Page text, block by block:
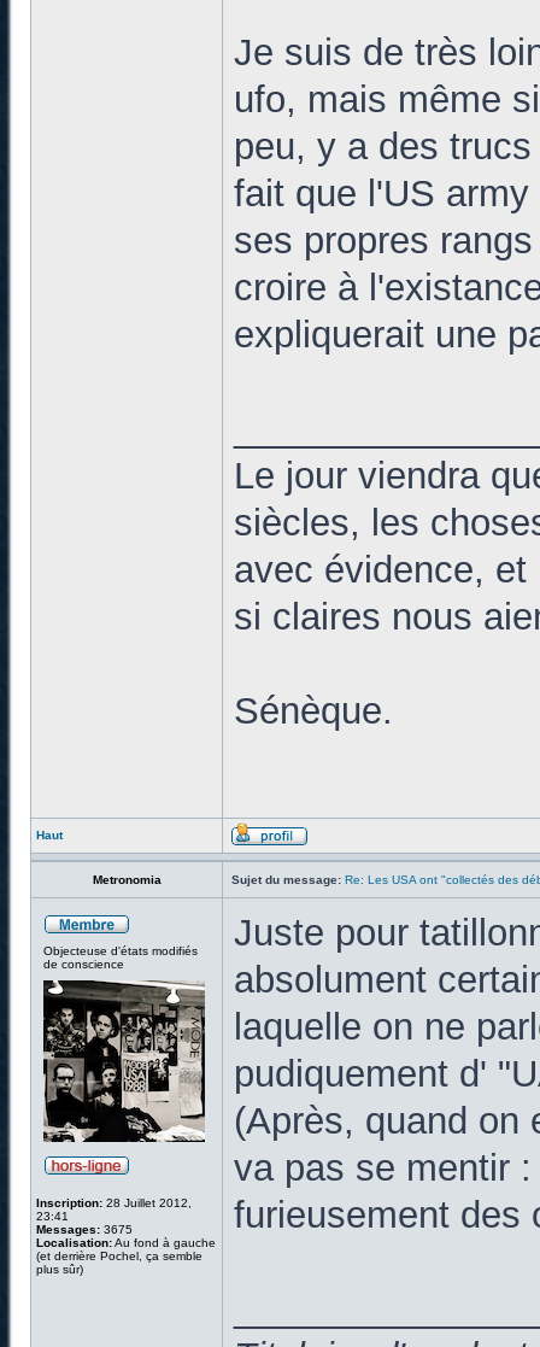
Je suis de très
ufo, mais même
peu, y a des
fait que l'US
ses propres
croire à
expliquerait une
Le jour viendra
siècles, les
avec évidence,
si claires nous
Sénèque.
Haut
Metronomia Sujet du message: Re: Les USA ont "collectés des
Objecteuse d'états modifiés
de conscience
Inscription: 28 Juillet 2012,
23:41
Messages: 3675
Localisation:Au fond à gauche
(et derrière Pochel, ça semble
plus sûr)
Juste pour
absolument
laquelle on ne
pudiquement d'
(Après, quand on
va pas se mentir
furieusement des